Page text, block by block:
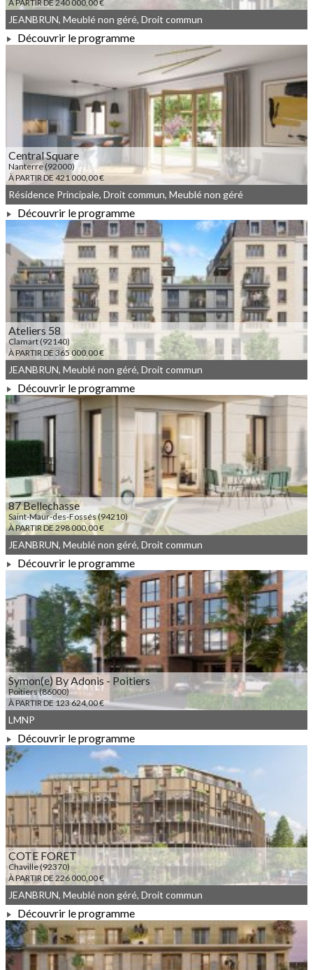
À PARTIR DE 240 000,00 €
À PARTIR DE 240 000,00 €
JEANBRUN, Meublé non géré, Droit commun
Découvrir le programme
Central Square
Nanterre (92000)
À PARTIR DE 421 000,00 €
À PARTIR DE 421 000,00 €
Résidence Principale, Droit commun, Meublé non géré
Découvrir le programme
Ateliers 58
Clamart (92140)
À PARTIR DE 365 000,00 €
À PARTIR DE 365 000,00 €
JEANBRUN, Meublé non géré, Droit commun
Découvrir le programme
87 Bellechasse
Saint-Maur-des-Fossés (94210)
À PARTIR DE 298 000,00 €
À PARTIR DE 298 000,00 €
JEANBRUN, Meublé non géré, Droit commun
Découvrir le programme
Symon(e) By Adonis - Poitiers
Poitiers (86000)
À PARTIR DE 123 624,00 €
À PARTIR DE 123 624,00 €
LMNP
Découvrir le programme
COTE FORET
Chaville (92370)
À PARTIR DE 226 000,00 €
À PARTIR DE 226 000,00 €
JEANBRUN, Meublé non géré, Droit commun
Découvrir le programme